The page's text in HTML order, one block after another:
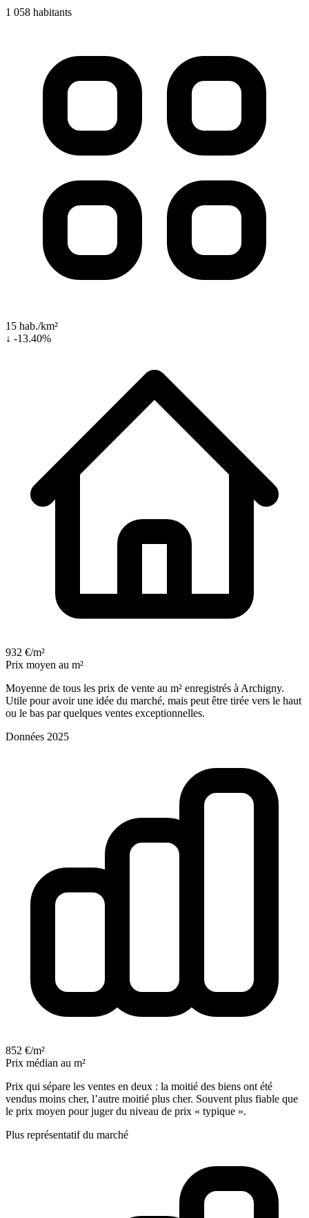
1 058 habitants
15 hab./km²
↓ -13.40%
932 €/m²
Prix moyen au m²
Moyenne de tous les prix de vente au m² enregistrés à Archigny.
Utile pour avoir une idée du marché, mais peut être tirée vers le haut
ou le bas par quelques ventes exceptionnelles.
Données 2025
852 €/m²
Prix médian au m²
Prix qui sépare les ventes en deux : la moitié des biens ont été
vendus moins cher, l’autre moitié plus cher. Souvent plus fiable que
le prix moyen pour juger du niveau de prix « typique ».
Plus représentatif du marché